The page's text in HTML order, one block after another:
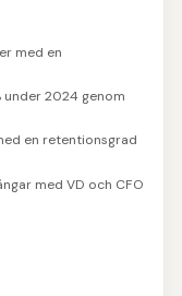
med en
2024 genom
en retentionsgrad
med VD och CFO